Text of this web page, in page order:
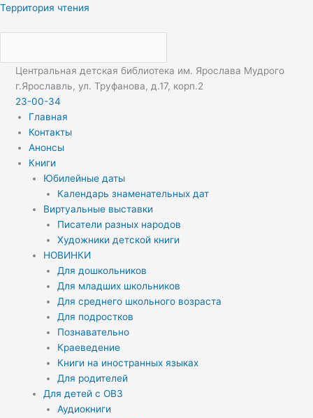
Перейти
Территория чтения
Центральная детская библиотека им. Ярослава Мудрого
г.Ярославль, ул. Труфанова, д.17, корп.2
23-00-34
Меню
Главная
Контакты
Анонсы
Книги
Юбилейные даты
Календарь знаменательных дат
Виртуальные выставки
Писатели разных народов
Художники детской книги
НОВИНКИ
Для дошкольников
Для младших школьников
Для среднего школьного возраста
Для подростков
Познавательно
Краеведение
Книги на иностранных языках
Для родителей
Для детей с ОВЗ
Аудиокниги
Меню